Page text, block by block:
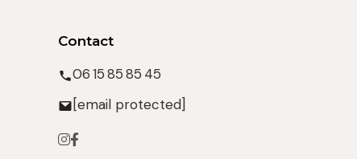
Contact
06 15 85 85 45
[email protected]